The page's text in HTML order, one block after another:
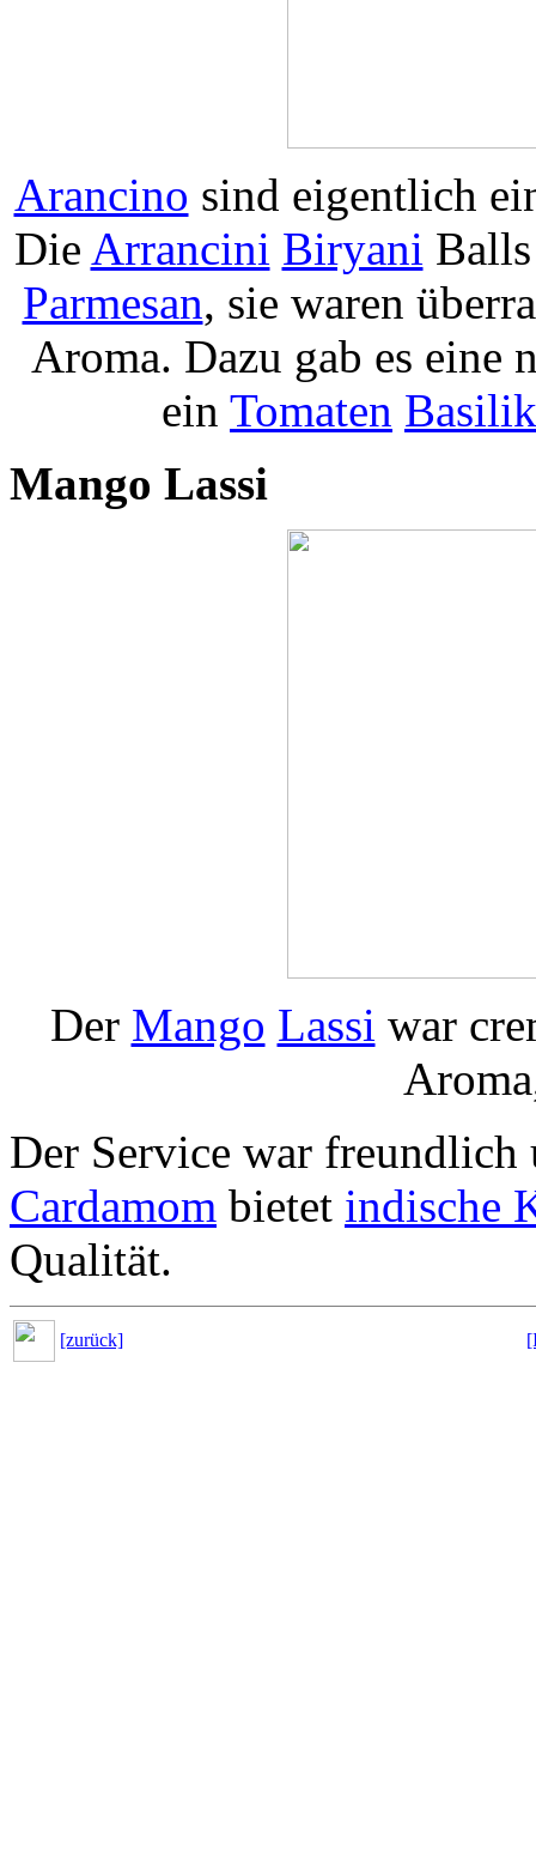
Arancino sind eigentlich
Die Arrancini Biryani
Parmesan, sie waren
Aroma. Dazu gab es
ein Tomaten
Mango Lassi
Der Mango Lassi war
Der Service war freundlich
Cardamom bietet indische
Qualität.
[zurück]